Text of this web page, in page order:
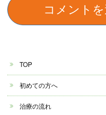
TOP
初めての方へ
治療の流れ